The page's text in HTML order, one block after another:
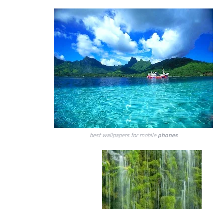
best wallpapers for mobilephones